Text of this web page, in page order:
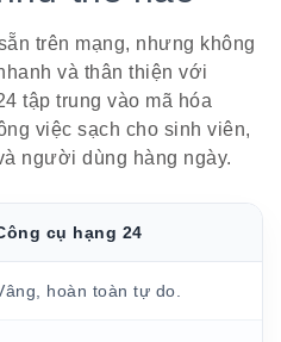
trên mạng, nhưng không
và thân thiện với
tập trung vào mã hóa
việc sạch cho sinh viên,
người dùng hàng ngày.
cụ hạng 24
hoàn toàn tự do.